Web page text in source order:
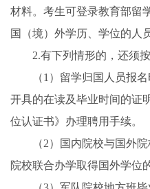
材料。考生可登录教育部留
国（境）外学历、学位的人
2.有下列情形的，还须
（1）留学归国人员报
开具的在读及毕业时间的证
位认证书》办理聘用手续。
（2）国内院校与国外
院校联合办学取得国外学位